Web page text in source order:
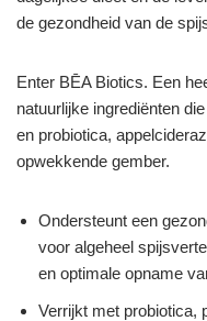
de gezondheid van de
Enter BĒA Biotics. Een
natuurlijke ingrediënten
en probiotica,
opwekkende gember.
Ondersteunt een
voor algeheel
en optimale opname
Verrijkt met probiotica,